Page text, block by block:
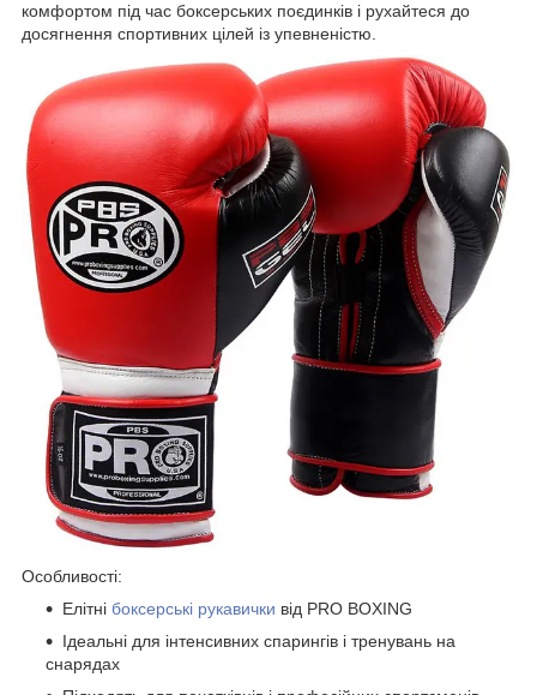
комфортом під час боксерських поєдинків і рухайтеся до
досягнення спортивних цілей із упевненістю.
Особливості:
Елітні боксерські рукавички від PRO BOXING
Ідеальні для інтенсивних спарингів і тренувань на
снарядах